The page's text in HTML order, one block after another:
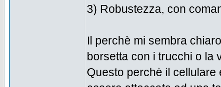
3) Robustezza, con
Il perchè mi sembra
borsetta con i trucchi o la
Questo perchè il cellulare